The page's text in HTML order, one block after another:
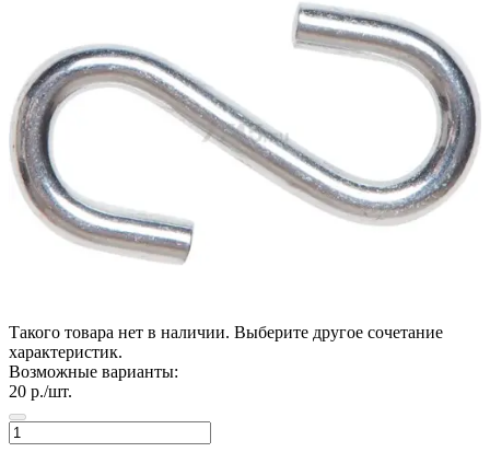
Такого товара нет в наличии. Выберите другое сочетание
характеристик.
Возможные варианты:
20 р./шт.